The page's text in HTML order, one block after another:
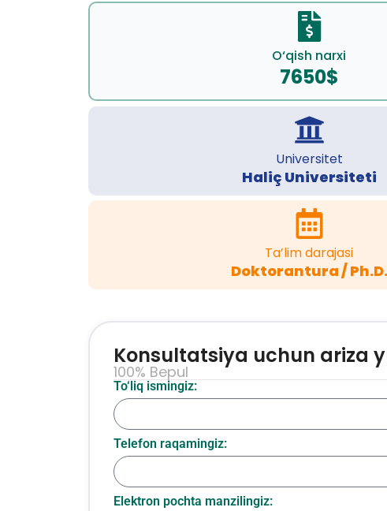
O‘qish narxi
7650$
Universitet
Haliç Universiteti
Ta’lim darajasi
Doktorantura / Ph.D.
To‘liq ismingiz:
Telefon raqamingiz:
Elektron pochta manzilingiz:
Konsultatsiya uchun ariza
100% Bepul